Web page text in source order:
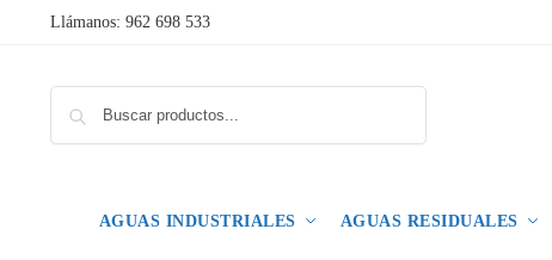
Llámanos: 962 698 533
AGUAS INDUSTRIALES AGUAS RESIDUALES